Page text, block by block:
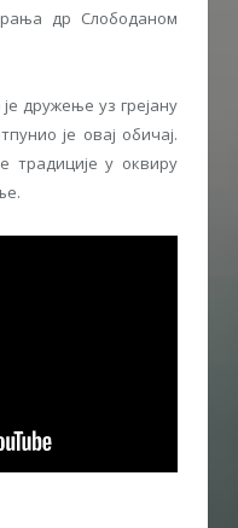
др Слободаном
дружење уз грејану
је овај обичај.
традиције у оквиру